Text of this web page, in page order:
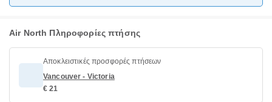
Air North Πληροφορίες πτήσης
Αποκλειστικές προσφορές πτήσεων
Vancouver - Victoria
€ 21